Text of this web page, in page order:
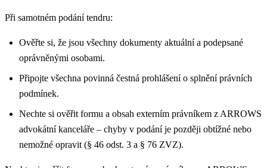
Při samotném podání tendru:
Ověřte si, že jsou všechny dokumenty aktuální a podepsané
oprávněnými osobami.
Připojte všechna povinná čestná prohlášení o splnění právních
podmínek.
Nechte si ověřit formu a obsah externím právníkem z ARROWS
advokátní kanceláře – chyby v podání je později obtížné nebo
nemožné opravit (§ 46 odst. 3 a § 76 ZVZ).